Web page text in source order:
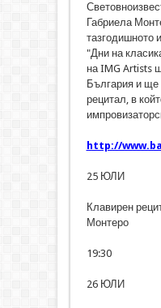
Габриела
тазгодишното
"Дни на
на IMG Artists
България и ще
рецитал, в
http://
25 ЮЛИ
Клавирен
Монтеро
19:30
26 ЮЛИ